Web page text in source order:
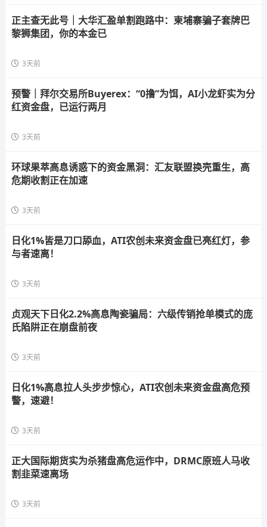
正主查无此号｜大华汇盈单割跑路中：柬埔寨骗子套牌巴
黎狮集团，你的本金已
3天前
预警｜拜尔交易所Buyerex：“0撸”为饵，AI小龙虾实为分
红资金盘，已运行两月
3天前
环球果萃高息诱惑下的资金黑洞：汇友联盟换壳重生，高
危期收割正在加速
3天前
日化1%皆是刀口舔血，ATI农创未来资金盘已亮红灯，参
与者速离！
3天前
贞观天下日化2.2%高息陶瓷骗局：六级传销抢单模式的庞
氏陷阱正在崩盘前夜
3天前
日化1%高息拉人头步步惊心，ATI农创未来资金盘高危预
警，速避！
3天前
正大国际期货实为杀猪盘高危运作中，DRMC原班人马收
割韭菜速离场
3天前